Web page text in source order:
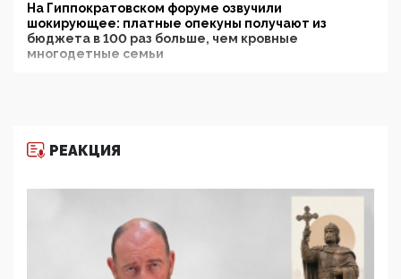
На Гиппократовском форуме озвучили
шокирующее: платные опекуны получают из
бюджета в 100 раз больше, чем кровные
многодетные семьи
11:53, 09 Июня 2026
деятельность ИИТО ЮНЕСКО в России, но
цифроглобалисты продолжают определять
повестку в образовании
09:43, 01 Июня 2026
5G за счет здоровья граждан: Минцифры намерено
РЕАКЦИЯ